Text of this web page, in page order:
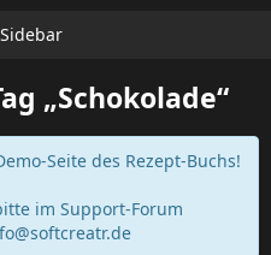
„Schokolade“
Seite des Rezept-Buchs!
im Support-Forum